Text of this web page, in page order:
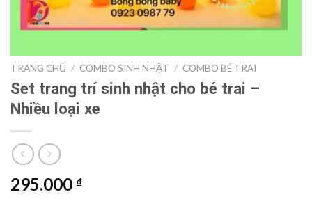
TRANG CHỦ / COMBO SINH NHẬT / COMBO BÉ TRAI
Set trang trí sinh nhật cho bé trai –
Nhiều loại xe
295.000 ₫